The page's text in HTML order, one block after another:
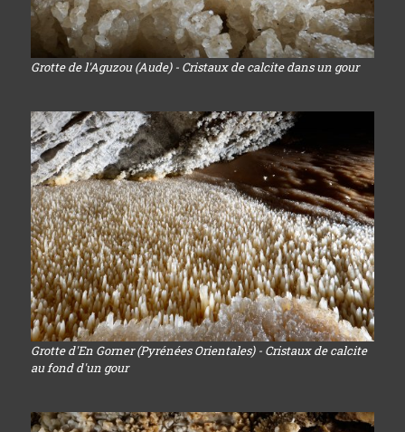
Grotte de l'Aguzou (Aude) - Cristaux de calcite dans un gour
Grotte d'En Gorner (Pyrénées Orientales) - Cristaux de calcite
au fond d'un gour